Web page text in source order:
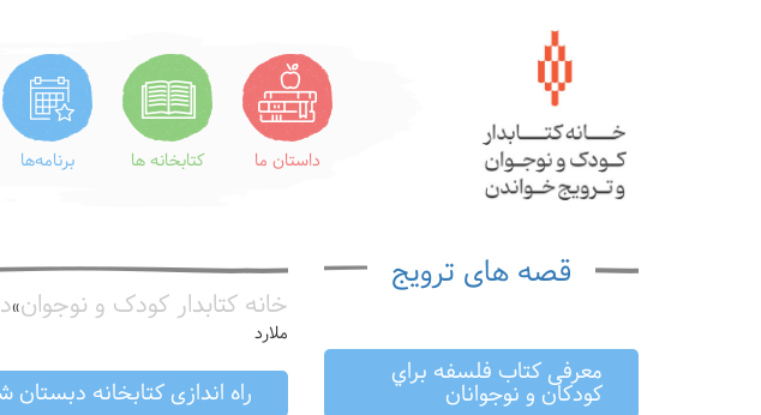
داستان ما کتابخانه ها برنامه‌ها
قصه های ترویج
معرفى كتاب فلسفه براي
كودكان و نوجوانان
خانه کتابدار کودک و نوجوان»
ملارد
راه اندازی کتابخانه